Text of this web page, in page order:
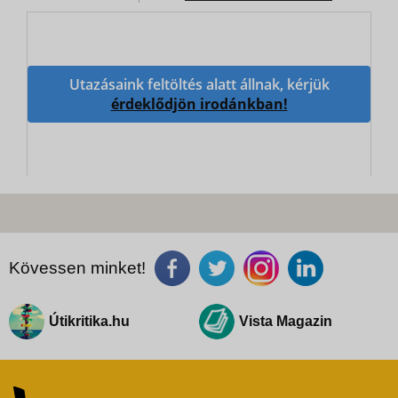
Utazásaink feltöltés alatt állnak, kérjük
érdeklődjön irodánkban!
Kövessen minket!
Útikritika.hu Vista Magazin